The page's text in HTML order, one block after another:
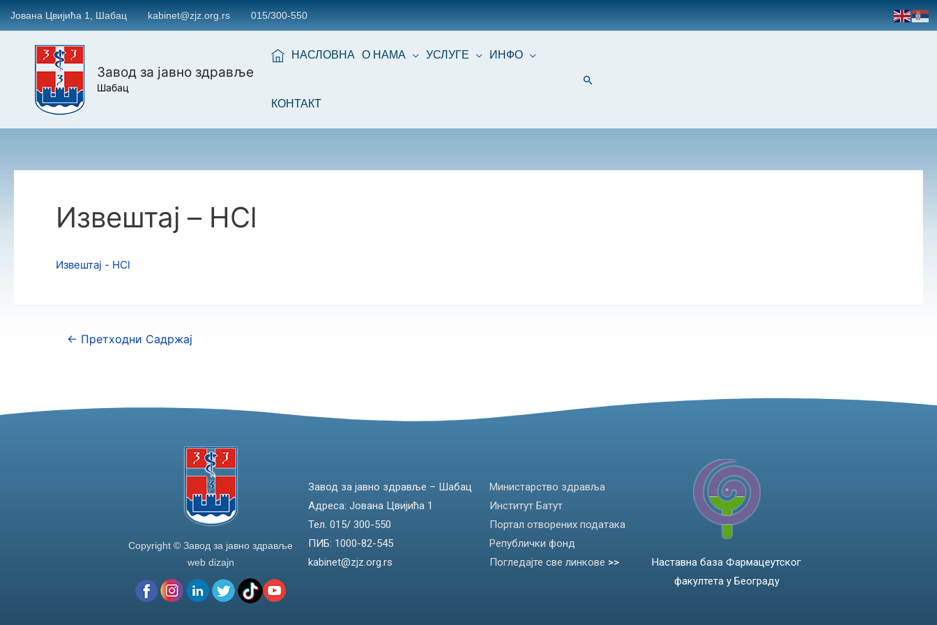
Јована Цвијића 1, Шабац kabinet@zjz.org.rs 015/300-550
Завод за јавно здравље
Шабац
НАСЛОВНА О НАМА УСЛУГЕ ИНФО
КОНТАКТ
Извештај – HCl
Извештај - HCl
← Претходни Садржај
Copyright © Завод за јавно здравље
web dizajn
Завод за јавно здравље – Шабац
Адреса: Јована Цвијића 1
Тел. 015/ 300-550
ПИБ: 1000-82-545
kabinet@zjz.org.rs
Министарство здравља
Институт Батут
Портал отворених података
Републички фонд
Погледајте све линкове >>
Наставна база Фармацеутског
факултета у Београду